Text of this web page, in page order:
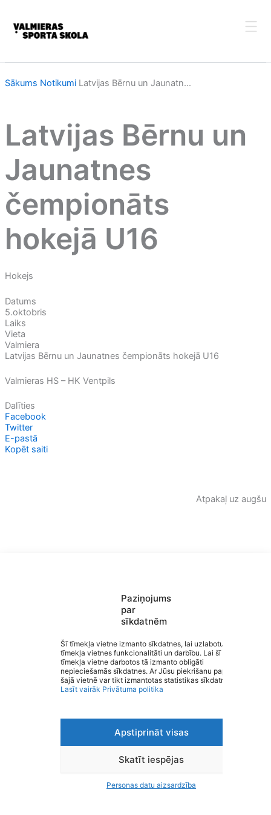
Paziņojums
par
sīkdatnēm
Šī tīmekļa vietne izmanto sīkdatnes, lai uzlabotu
tīmekļa vietnes funkcionalitāti un darbību. Lai šī
tīmekļa vietne darbotos tā izmanto obligāti
nepieciešamās sīkdatnes. Ar Jūsu piekrišanu papildus
šajā vietnē var tikt izmantotas statistikas sīkdatnes.
Lasīt vairāk Privātuma politika
Apstiprināt visas
Skatīt iespējas
Personas datu aizsardzība
content
Sākums Notikumi Latvijas Bērnu un Jaunatn...
Latvijas Bērnu un
Jaunatnes
čempionāts
hokejā U16
Hokejs
Datums
5.oktobris
Laiks
Vieta
Valmiera
Latvijas Bērnu un Jaunatnes čempionāts hokejā U16
Valmieras HS – HK Ventpils
Dalīties
Facebook
Twitter
E-pastā
Kopēt saiti
Atpakaļ uz augšu
Valmieras Sporta skola
Saziņa
Izvēlne
Ātrās saites
Sociālie tīkli
Privātuma politika
Personas datu aizsardzība